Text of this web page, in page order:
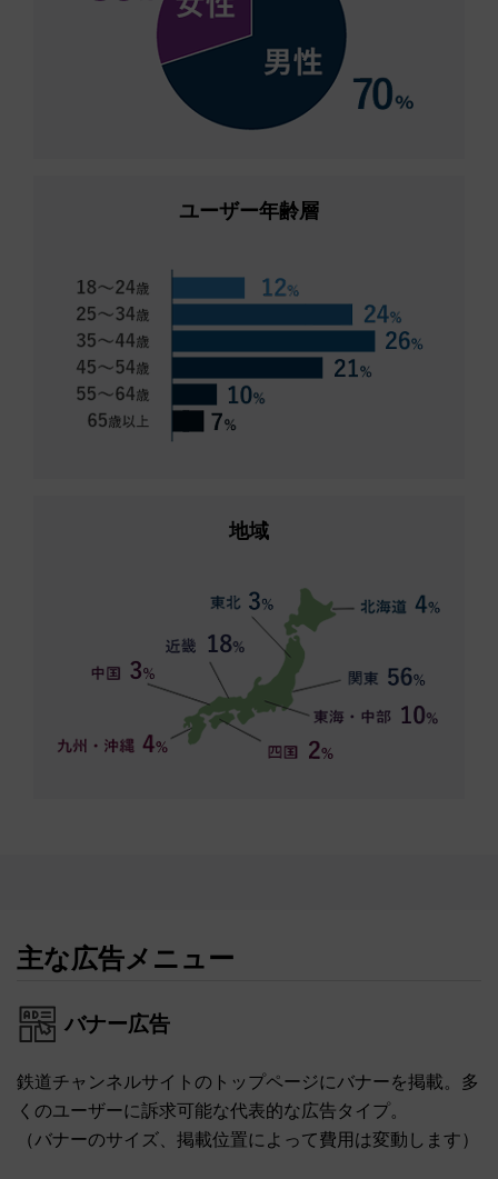
ユーザー年齢層
地域
主な広告メニュー
バナー広告
鉄道チャンネルサイトのトップページにバナーを掲載。多
くのユーザーに訴求可能な代表的な広告タイプ。
（バナーのサイズ、掲載位置によって費用は変動します）